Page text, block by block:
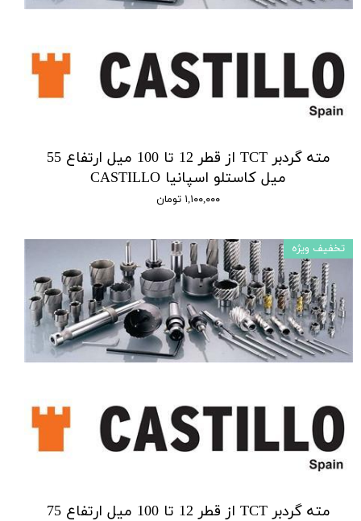
مته گردبر TCT از قطر 12 تا 100 میل ارتفاع 55
میل کاستلو اسپانیا CASTILLO
۱,۱۰۰,۰۰۰ تومان
مته گردبر TCT از قطر 12 تا 100 میل ارتفاع 75
تخفیف ویژه